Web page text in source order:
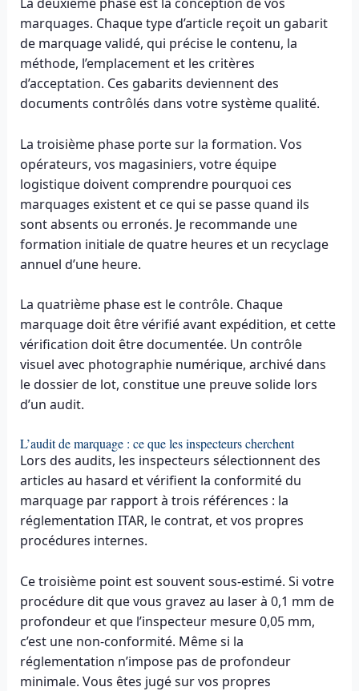
marquages. Chaque type d’article reçoit un gabarit
de marquage validé, qui précise le contenu, la
méthode, l’emplacement et les critères
d’acceptation. Ces gabarits deviennent des
documents contrôlés dans votre système qualité.
La troisième phase porte sur la formation. Vos
opérateurs, vos magasiniers, votre équipe
logistique doivent comprendre pourquoi ces
marquages existent et ce qui se passe quand ils
sont absents ou erronés. Je recommande une
formation initiale de quatre heures et un recyclage
annuel d’une heure.
La quatrième phase est le contrôle. Chaque
marquage doit être vérifié avant expédition, et cette
vérification doit être documentée. Un contrôle
visuel avec photographie numérique, archivé dans
le dossier de lot, constitue une preuve solide lors
d’un audit.
L’audit de marquage : ce que les inspecteurs cherchent
Lors des audits, les inspecteurs sélectionnent des
articles au hasard et vérifient la conformité du
marquage par rapport à trois références : la
réglementation ITAR, le contrat, et vos propres
procédures internes.
Ce troisième point est souvent sous-estimé. Si votre
procédure dit que vous gravez au laser à 0,1 mm de
profondeur et que l’inspecteur mesure 0,05 mm,
c’est une non-conformité. Même si la
réglementation n’impose pas de profondeur
minimale. Vous êtes jugé sur vos propres